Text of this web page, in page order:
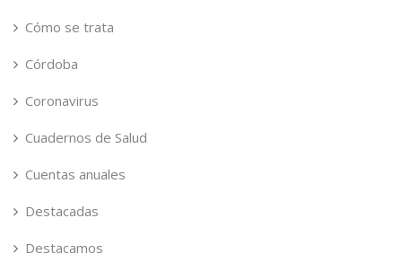
Cómo se trata
Córdoba
Coronavirus
Cuadernos de Salud
Cuentas anuales
Destacadas
Destacamos